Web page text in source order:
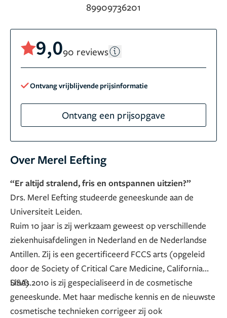
89909736201
9,090 reviews
Ontvang vrijblijvende prijsinformatie
Ontvang een prijsopgave
Over Merel Eefting
“Er altijd stralend, fris en ontspannen uitzien?”
Drs. Merel Eefting studeerde geneeskunde aan de
Universiteit Leiden.
Ruim 10 jaar is zij werkzaam geweest op verschillende
ziekenhuisafdelingen in Nederland en de Nederlandse
Antillen. Zij is een gecertificeerd FCCS arts (opgeleid
door de Society of Critical Care Medicine, California
USA).
Sinds 2010 is zij gespecialiseerd in de cosmetische
geneeskunde. Met haar medische kennis en de nieuwste
cosmetische technieken corrigeer zij ook